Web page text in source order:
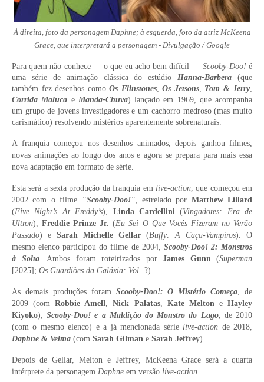
À direita, foto da personagem Daphne; à esquerda, foto da atriz McKeena
Grace, que interpretará a personagem - Divulgação / Google
Para quem não conhece — o que eu acho bemdifícil — Scooby-Doo! é
uma série de animação clássica do estúdioHanna-Barbera (que
também fez desenhos como Os Flinstones, Os Jetsons, Tom & Jerry,
Corrida Maluca e Manda-Chuva) lançado em 1969, que acompanha
um grupo de jovens investigadores e um cachorro medroso (mas muito
carismático) resolvendo mistérios aparentemente sobrenaturais.
A franquia começou nos desenhos animados, depois ganhou filmes,
novas animações ao longo dos anos e agora se prepara para mais essa
nova adaptação em formato de série.
Esta será a sexta produção da franquia em live-action, que começou em
2002 com o filme
"Scooby-Doo!", estrelado por Matthew Lillard
(Five Night’s At Freddy’s), Linda Cardellini(Vingadores: Era de
Ultron),Freddie Prinze Jr. (Eu Sei O Que Vocês Fizeram no Verão
Passado) e Sarah Michelle Gellar (Buffy: A Caça-Vampiros). O
mesmo elenco participou do filme de 2004, Scooby-Doo! 2: Monstros
à Solta. Ambos foram roteirizados por James Gunn(Superman
[2025]; Os Guardiões da Galáxia: Vol. 3)
As demais produções foram Scooby-Doo!: O Mistério Começa, de
2009 (comRobbie Amell,Nick Palatas, Kate MeltoneHayley
Kiyoko);Scooby-Doo! e a Maldição do Monstro do Lago, de 2010
(com o mesmo elenco) e a já mencionada sérielive-action de 2018,
Daphne & Velma (com Sarah Gilman e Sarah Jeffrey).
Depois de Gellar, Melton e Jeffrey, McKeena Grace será a quarta
intérprete da personagem Daphne em versão live-action.